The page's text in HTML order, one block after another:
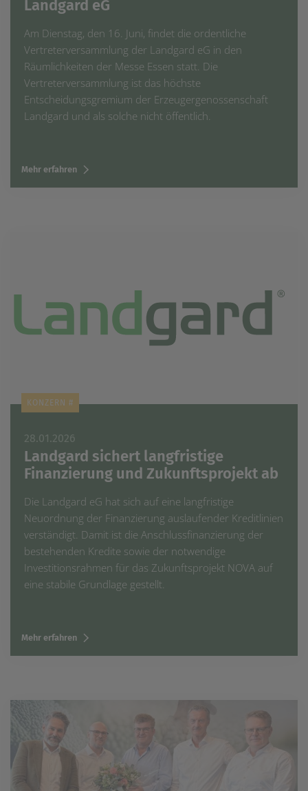
Landgard eG
Am Dienstag, den 16. Juni, findet die ordentliche
Vertreterversammlung der Landgard eG in den
Räumlichkeiten der Messe Essen statt. Die
Vertreterversammlung ist das höchste
Entscheidungsgremium der Erzeugergenossenschaft
Landgard und als solche nicht öffentlich.
Mehr erfahren
KONZERN #
28.01.2026
Landgard sichert langfristige
Finanzierung und Zukunftsprojekt ab
Die Landgard eG hat sich auf eine langfristige
Neuordnung der Finanzierung auslaufender Kreditlinien
verständigt. Damit ist die Anschlussfinanzierung der
bestehenden Kredite sowie der notwendige
Investitionsrahmen für das Zukunftsprojekt NOVA auf
eine stabile Grundlage gestellt.
Mehr erfahren